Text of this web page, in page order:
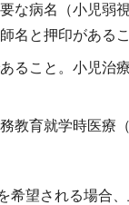
な病名（小児弱
名と押印があるこ
ること。小児治
教育就学時医療
望される場合